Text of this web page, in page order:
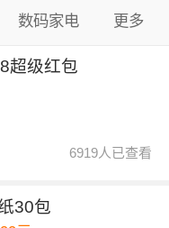
数码家电 更多
超级红包
6919人已查看
30包